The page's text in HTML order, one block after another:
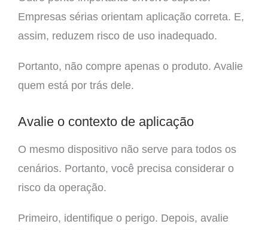
Empresas sérias orientam aplicação correta. E,
assim, reduzem risco de uso inadequado.
Portanto, não compre apenas o produto. Avalie
quem está por trás dele.
Avalie o contexto de aplicação
O mesmo dispositivo não serve para todos os
cenários. Portanto, você precisa considerar o
risco da operação.
Primeiro, identifique o perigo. Depois, avalie